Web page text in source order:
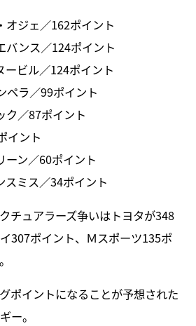
オジェ／162ポイント
バンス／124ポイント
ービル／124ポイント
ペラ／99ポイント
ク／87ポイント
イント
ーン／60ポイント
スミス／34ポイント
チュアラーズ争いはトヨタが348
307ポイント、Ｍスポーツ135ポ
ポイントになることが予想された
ー。